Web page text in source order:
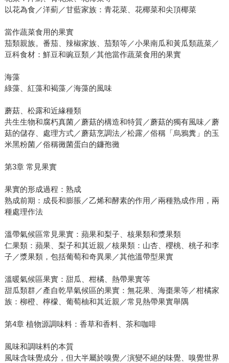
以花為食／洋薊／甘藍家族：青花菜、花椰菜和尖頂椰菜
當作蔬菜食用的果實
茄類親族。番茄、辣椒家族、茄類等／小果南瓜和黃瓜類蔬菜／
豆科食材：鮮豆和豌豆類／其他當作蔬菜食用的果實
海藻
綠藻、紅藻和褐藻／海藻的風味
蘑菇、松露和近緣種類
共生生物和腐朽真菌／蘑菇的構造和特質／蘑菇的獨有風味／蘑
菇的儲存、處理方式／蘑菇烹調法／松露／俗稱「烏鴉糞」的玉
米黑粉菌／俗稱黴菌蛋白的鐮孢黴
第3章 常見果實
果實的形成過程：熟成
熟成前期：成長和膨脹／乙烯和酵素的作用／兩種熟成作用，兩
種處理作法
溫帶氣候區常見果實：蘋果和梨子、核果類和漿果類
仁果類：蘋果、梨子和其近親／核果類：山杏、櫻桃、桃子和李
子／漿果類，包括葡萄和奇異果／其他溫帶型果實
溫暖氣候區果實：甜瓜、柑橘、熱帶果實等
甜瓜類群／產自乾旱氣候區的果實：無花果、海棗果等／柑橘家
族：柳橙、檸檬、葡萄柚和其近親／常見熱帶果實舉隅
第4章 植物源調味料：香草和香料、茶和咖啡
風味和調味料的本質
風味含味覺成分，但大半屬於嗅覺／演變不絕的味覺、嗅覺世界